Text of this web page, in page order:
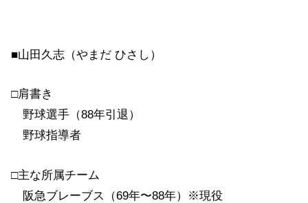
■山田久志（やまだ ひさし）
□肩書き
野球選手（88年引退）
野球指導者
□主な所属チーム
阪急ブレーブス（69年〜88年）※現役